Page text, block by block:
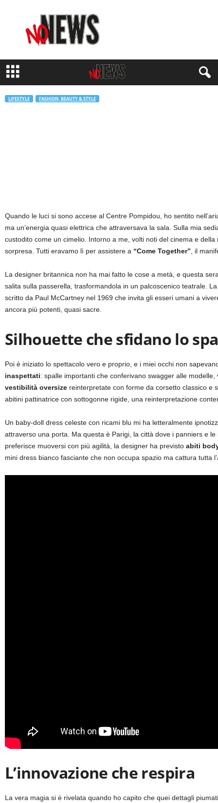
s
LIFESTYLE FASHION, BEAUTY & STYLE
Quando le luci si sono accese al Centre Pompidou, ho sentito
ma un’energia quasi elettrica che attraversava la sala. Sulla mia
custodito come un cimelio. Intorno a me, volti noti del cinema e
sorpresa. Tutti eravamo lì per assistere a “Come Together” , il
La designer britannica non ha mai fatto le cose a metà, e questa
salita sulla passerella, trasformandola in un palcoscenico teatrale.
scritto da Paul McCartney nel 1969 che invita gli esseri umani a
ancora più potenti, quasi sacre.
Silhouette che sfidano lo
Poi è iniziato lo spettacolo vero e proprio, e i miei occhi non
inaspettati: spalle importanti che conferivano swagger alle
vestibilità oversize reinterpretate con forme da corsetto classico e
abitini pattinatrice con sottogonne rigide, una reinterpretazione
Un baby-doll dress celeste con ricami blu mi ha letteralmente
attraverso una porta. Ma questa è Parigi, la città dove i panniers e
preferisce muoversi con più agilità, la designer ha previsto abiti
mini dress bianco fasciante che non occupa spazio ma cattura tutta
L’innovazione che respira
La vera magia si è rivelata quando ho capito che quei dettagli